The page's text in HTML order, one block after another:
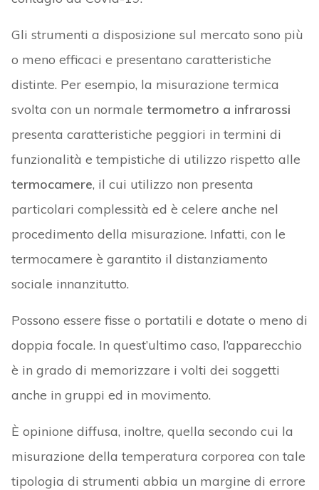
Gli strumenti a disposizione sul mercato sono più
o meno efficaci e presentano caratteristiche
distinte. Per esempio, la misurazione termica
svolta con un normale termometro a infrarossi
presenta caratteristiche peggiori in termini di
funzionalità e tempistiche di utilizzo rispetto alle
termocamere, il cui utilizzo non presenta
particolari complessità ed è celere anche nel
procedimento della misurazione. Infatti, con le
termocamere è garantito il distanziamento
sociale innanzitutto.
Possono essere fisse o portatili e dotate o meno di
doppia focale. In quest’ultimo caso, l’apparecchio
è in grado di memorizzare i volti dei soggetti
anche in gruppi ed in movimento.
È opinione diffusa, inoltre, quella secondo cui la
misurazione della temperatura corporea con tale
tipologia di strumenti abbia un margine di errore